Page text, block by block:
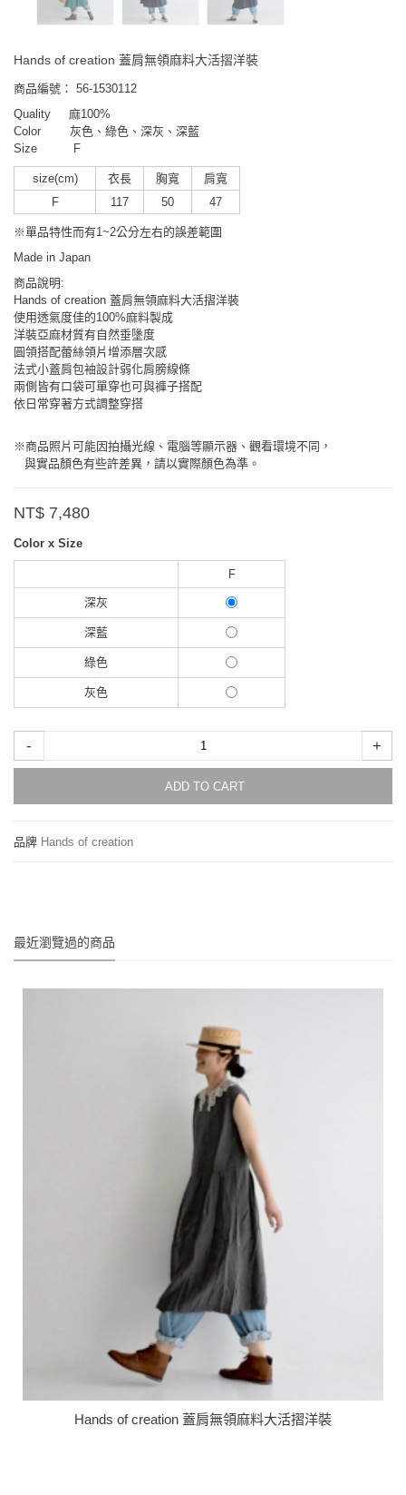
Hands of creation 蓋肩無領麻料大活摺洋裝
商品編號： 56-1530112
Quality 麻100%
Color 灰色、綠色、深灰、深藍
Size F
size(cm) 衣長 胸寬
肩寬
F
117 50 47
※單品特性而有1~2公分左右的誤差範圍
Made in Japan
商品說明:
Hands of creation 蓋肩無領麻料大活摺洋裝
使用透氣度佳的100%麻料製成
洋裝亞麻材質有自然垂墬度
圓領搭配蕾絲領片增添層次感
法式小蓋肩包袖設計弱化肩膀線條
兩側皆有口袋可單穿也可與褲子搭配
依日常穿著方式調整穿搭
※商品照片可能因拍攝光線、電腦等顯示器、觀看環境不同，
與實品顏色有些許差異，請以實際顏色為準。
NT$ 7,480
Color x Size
F
深灰
深藍
綠色
灰色
- +
ADD TO CART
品牌 Hands of creation
最近瀏覽過的商品
Hands of creation 蓋肩無領麻料大活摺洋裝